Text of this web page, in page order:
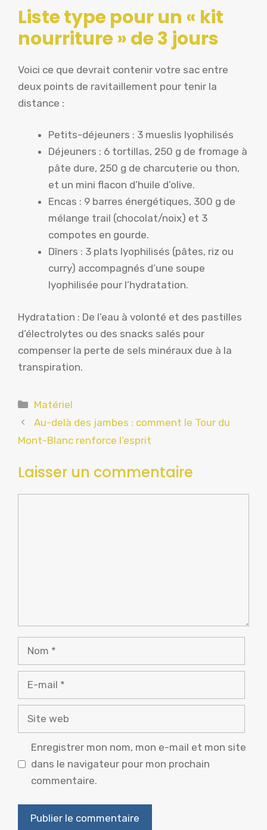
Liste type pour un « kit
nourriture » de 3 jours
Voici ce que devrait contenir votre sac entre
deux points de ravitaillement pour tenir la
distance :
Petits-déjeuners : 3 mueslis lyophilisés
Déjeuners : 6 tortillas, 250 g de fromage à
pâte dure, 250 g de charcuterie ou thon,
et un mini flacon d’huile d’olive.
Encas : 9 barres énergétiques, 300 g de
mélange trail (chocolat/noix) et 3
compotes en gourde.
Dîners : 3 plats lyophilisés (pâtes, riz ou
curry) accompagnés d’une soupe
lyophilisée pour l’hydratation.
Hydratation : De l’eau à volonté et des pastilles
d’électrolytes ou des snacks salés pour
compenser la perte de sels minéraux due à la
transpiration.
Catégories
Matériel
Au-delà des jambes : comment le Tour du
Mont-Blanc renforce l’esprit
Laisser un commentaire
Nom
mail
Site
web
Enregistrer mon nom, mon e-mail et mon site
dans le navigateur pour mon prochain
commentaire.